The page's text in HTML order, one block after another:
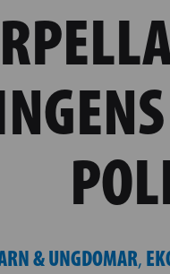
& UNGDOMAR,